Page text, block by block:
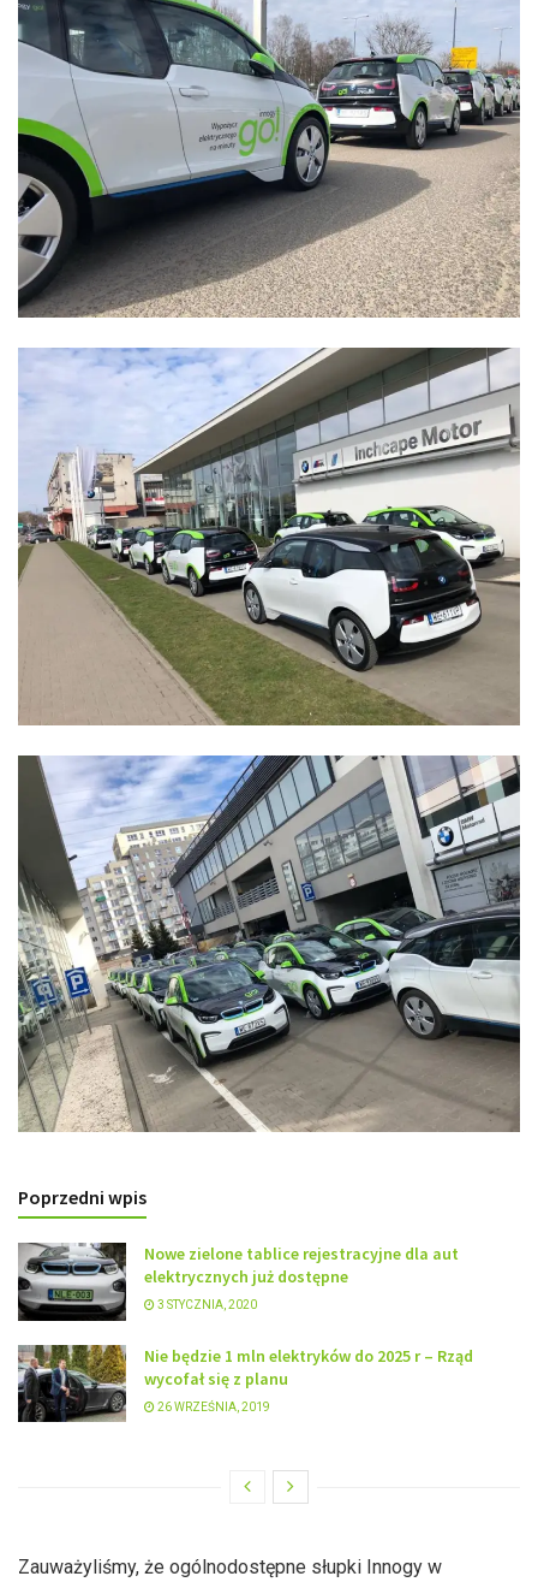
Poprzedni wpis
Nowe zielone tablice rejestracyjne dla aut
elektrycznych już dostępne
3 STYCZNIA, 2020
Nie będzie 1 mln elektryków do 2025 r – Rząd
wycofał się z planu
26 WRZEŚNIA, 2019
Zauważyliśmy, że ogólnodostępne słupki Innogy w